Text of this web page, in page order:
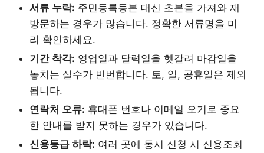
서류 누락: 주민등록등본 대신 초본을 가져와 재
방문하는 경우가 많습니다. 정확한 서류명을 미
리 확인하세요.
기간 착각: 영업일과 달력일을 헷갈려 마감일을
놓치는 실수가 빈번합니다. 토, 일, 공휴일은 제외
됩니다.
연락처 오류: 휴대폰 번호나 이메일 오기로 중요
한 안내를 받지 못하는 경우가 있습니다.
신용등급 하락: 여러 곳에 동시 신청 시 신용조회